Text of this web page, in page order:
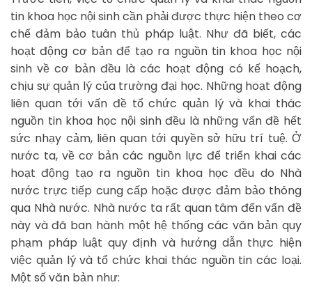
tin khoa học nội sinh cần phải được thực hiện theo cơ
chế đảm bảo tuân thủ pháp luật. Như đã biết, các
hoạt động cơ bản để tạo ra nguồn tin khoa học nội
sinh về cơ bản đều là các hoạt động có kế hoạch,
chịu sự quản lý của trường đại học. Những hoạt động
liên quan tới vấn đề tổ chức quản lý và khai thác
nguồn tin khoa học nội sinh đều là những vấn đề hết
sức nhạy cảm, liên quan tới quyền sở hữu trí tuệ. Ở
nước ta, về cơ bản các nguồn lực để triển khai các
hoạt động tạo ra nguồn tin khoa học đều do Nhà
nước trực tiếp cung cấp hoặc được đảm bảo thông
qua Nhà nước. Nhà nước ta rất quan tâm đến vấn đề
này và đã ban hành một hệ thống các văn bản quy
phạm pháp luật quy định và hướng dẫn thực hiện
việc quản lý và tổ chức khai thác nguồn tin các loại.
Một số văn bản như: